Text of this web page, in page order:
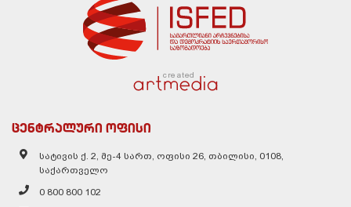
created
ცენტრალური ოფისი
სატივის ქ. 2, მე-4 სართ, ოფისი 26, თბილისი, 0108,
საქართველო
0 800 800 102